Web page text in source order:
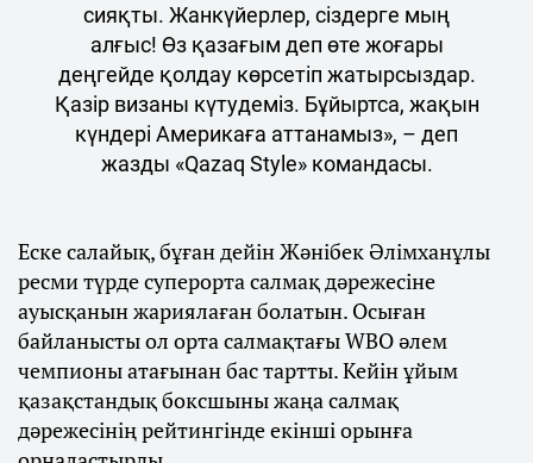
сияқты. Жанкүйерлер, сіздерге мың
алғыс! Өз қазағым деп өте жоғары
деңгейде қолдау көрсетіп жатырсыздар.
Қазір визаны күтудеміз. Бұйыртса, жақын
күндері Америкаға аттанамыз», – деп
жазды «Qazaq Style» командасы.
Еске салайық, бұған дейін Жәнібек Әлімханұлы
ресми түрде суперорта салмақ дәрежесіне
ауысқанын жариялаған болатын. Осыған
байланысты ол орта салмақтағы WBO әлем
чемпионы атағынан бас тартты. Кейін ұйым
қазақстандық боксшыны жаңа салмақ
дәрежесінің рейтингінде екінші орынға